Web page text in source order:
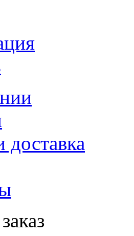
доставка